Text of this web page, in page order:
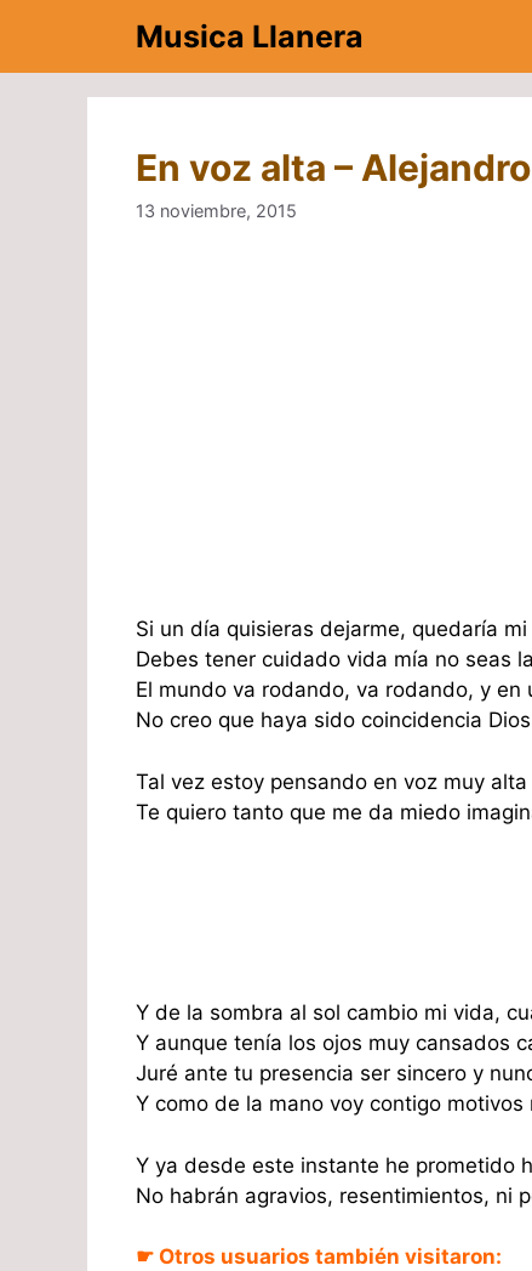
contenido
Musica Llanera
En voz alta –
13 noviembre, 2015
Si un día quisieras dejarme, quedaría
Debes tener cuidado vida mía no seas
El mundo va rodando, va rodando, y en
No creo que haya sido coincidencia
Tal vez estoy pensando en voz muy
Te quiero tanto que me da miedo
Y de la sombra al sol cambio mi vida,
Y aunque tenía los ojos muy cansados
Juré ante tu presencia ser sincero y
Y como de la mano voy contigo motivos
Y ya desde este instante he prometido
No habrán agravios, resentimientos, ni
☛ Otros usuarios también visitaron: